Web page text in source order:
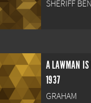
SHERIFF
A LAWMAN IS
1937
GRAHAM